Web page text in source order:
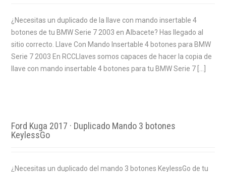
¿Necesitas un duplicado de la llave con mando insertable 4
botones de tu BMW Serie 7 2003 en Albacete? Has llegado al
sitio correcto. Llave Con Mando Insertable 4 botones para BMW
Serie 7 2003 En RCCLlaves somos capaces de hacer la copia de
llave con mando insertable 4 botones para tu BMW Serie 7 […]
Ford Kuga 2017 · Duplicado Mando 3 botones
KeylessGo
¿Necesitas un duplicado del mando 3 botones KeylessGo de tu